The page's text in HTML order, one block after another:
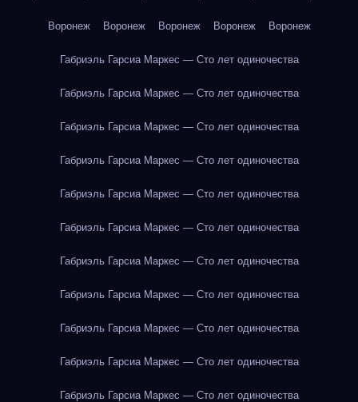
Воронеж Воронеж Воронеж Воронеж Воронеж
Габриэль Гарсиа Маркес — Сто лет одиночества
Габриэль Гарсиа Маркес — Сто лет одиночества
Габриэль Гарсиа Маркес — Сто лет одиночества
Габриэль Гарсиа Маркес — Сто лет одиночества
Габриэль Гарсиа Маркес — Сто лет одиночества
Габриэль Гарсиа Маркес — Сто лет одиночества
Габриэль Гарсиа Маркес — Сто лет одиночества
Габриэль Гарсиа Маркес — Сто лет одиночества
Габриэль Гарсиа Маркес — Сто лет одиночества
Габриэль Гарсиа Маркес — Сто лет одиночества
Габриэль Гарсиа Маркес — Сто лет одиночества